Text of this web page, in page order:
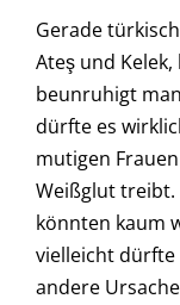
Gerade
Ateş und
beunruhigt
dürfte es
mutigen
Weißglut
könnten kaum
vielleicht
andere